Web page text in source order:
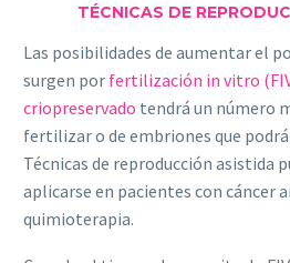
TÉCNICAS DE
Las posibilidades de aumentar el
surgen por fertilización in vitro
criopreservado tendrá un número
fertilizar o de embriones que
Técnicas de reproducción asistida
aplicarse en pacientes con cáncer
quimioterapia.